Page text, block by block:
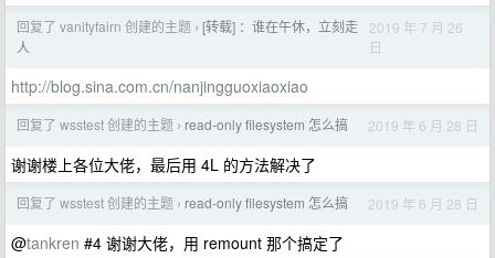
回复了 vanityfairn 创建的主题 › [转载] ：谁在午休，立刻走
人
2019 年 7 月 26
日
http://blog.sina.com.cn/nanjingguoxiaoxiao
回复了 wsstest 创建的主题 › read-only filesystem 怎么搞 2019 年 6 月 28 日
谢谢楼上各位大佬，最后用 4L 的方法解决了
回复了 wsstest 创建的主题 › read-only filesystem 怎么搞 2019 年 6 月 28 日
@tankren #4 谢谢大佬，用 remount 那个搞定了